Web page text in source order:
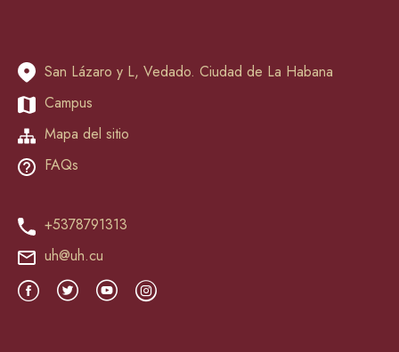
San Lázaro y L, Vedado. Ciudad de La Habana
Campus
Mapa del sitio
FAQs
+5378791313
uh@uh.cu